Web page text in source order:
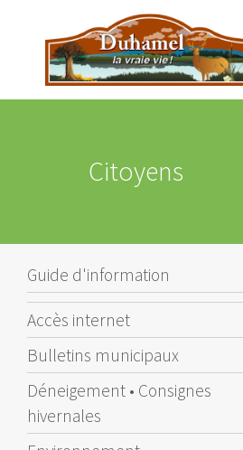
Citoyens
Guide d'information
Accès internet
Bulletins municipaux
Déneigement • Consignes
hivernales